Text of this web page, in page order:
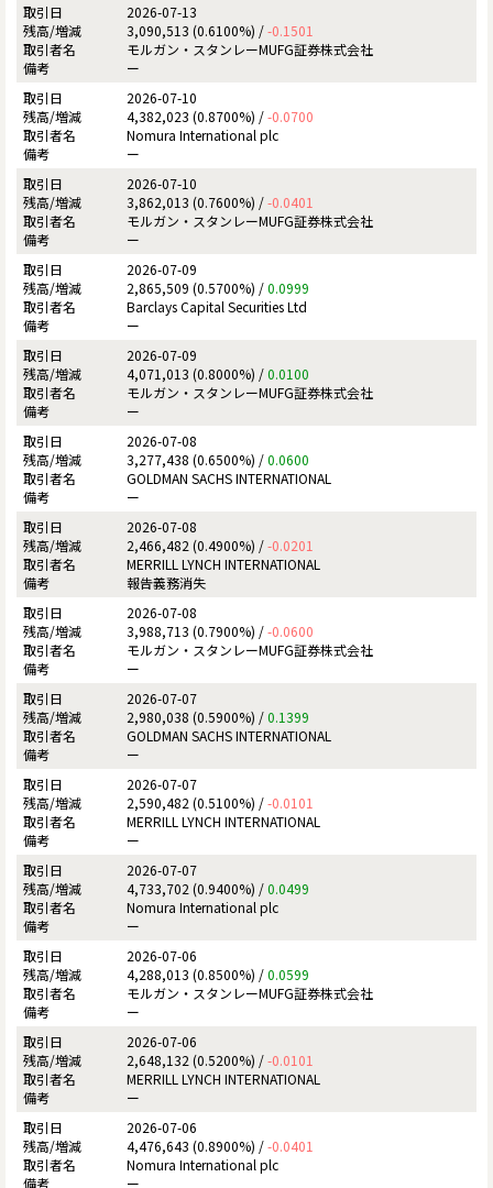
2026-07-13
3,090,513 (0.6100%) /-0.1501
モルガン・スタンレーMUFG証券株式会社
ー
2026-07-10
4,382,023 (0.8700%) /-0.0700
Nomura International plc
ー
2026-07-10
3,862,013 (0.7600%) /-0.0401
モルガン・スタンレーMUFG証券株式会社
ー
2026-07-09
2,865,509 (0.5700%) /0.0999
Barclays Capital Securities Ltd
ー
2026-07-09
4,071,013 (0.8000%) /0.0100
モルガン・スタンレーMUFG証券株式会社
ー
2026-07-08
3,277,438 (0.6500%) /0.0600
GOLDMAN SACHS INTERNATIONAL
ー
2026-07-08
2,466,482 (0.4900%) /-0.0201
MERRILL LYNCH INTERNATIONAL
報告義務消失
2026-07-08
3,988,713 (0.7900%) /-0.0600
モルガン・スタンレーMUFG証券株式会社
ー
2026-07-07
2,980,038 (0.5900%) /0.1399
GOLDMAN SACHS INTERNATIONAL
ー
2026-07-07
2,590,482 (0.5100%) /-0.0101
MERRILL LYNCH INTERNATIONAL
ー
2026-07-07
4,733,702 (0.9400%) /0.0499
Nomura International plc
ー
2026-07-06
4,288,013 (0.8500%) /0.0599
モルガン・スタンレーMUFG証券株式会社
ー
2026-07-06
2,648,132 (0.5200%) /-0.0101
MERRILL LYNCH INTERNATIONAL
ー
2026-07-06
4,476,643 (0.8900%) /-0.0401
Nomura International plc
ー